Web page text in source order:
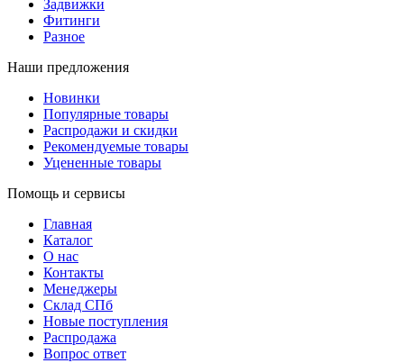
Задвижки
Фитинги
Разное
Наши предложения
Новинки
Популярные товары
Распродажи и скидки
Рекомендуемые товары
Уцененные товары
Помощь и сервисы
Главная
Каталог
О нас
Контакты
Менеджеры
Склад СПб
Новые поступления
Распродажа
Вопрос ответ